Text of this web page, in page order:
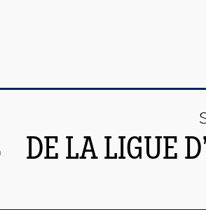
DE LA LIGUE